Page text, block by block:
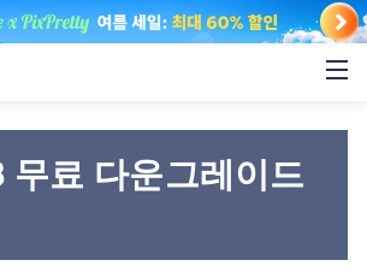
무료 다운그레이드